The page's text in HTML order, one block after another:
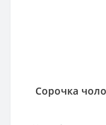
Сорочка